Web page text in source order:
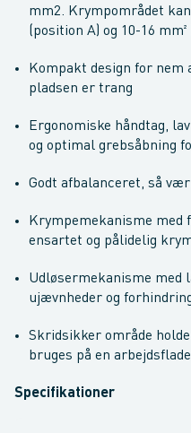
mm2. Krympområdet
(position A) og 10-16
Kompakt design for nem
pladsen er trang
Ergonomiske håndtag,
og optimal grebsåbning
Godt afbalanceret, så
Krympemekanisme
ensartet og pålidelig
Udløsermekanisme med
ujævnheder og
Skridsikker område
bruges på en arbejdsflade
Specifikationer